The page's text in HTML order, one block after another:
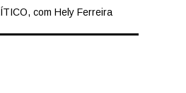
com Hely Ferreira